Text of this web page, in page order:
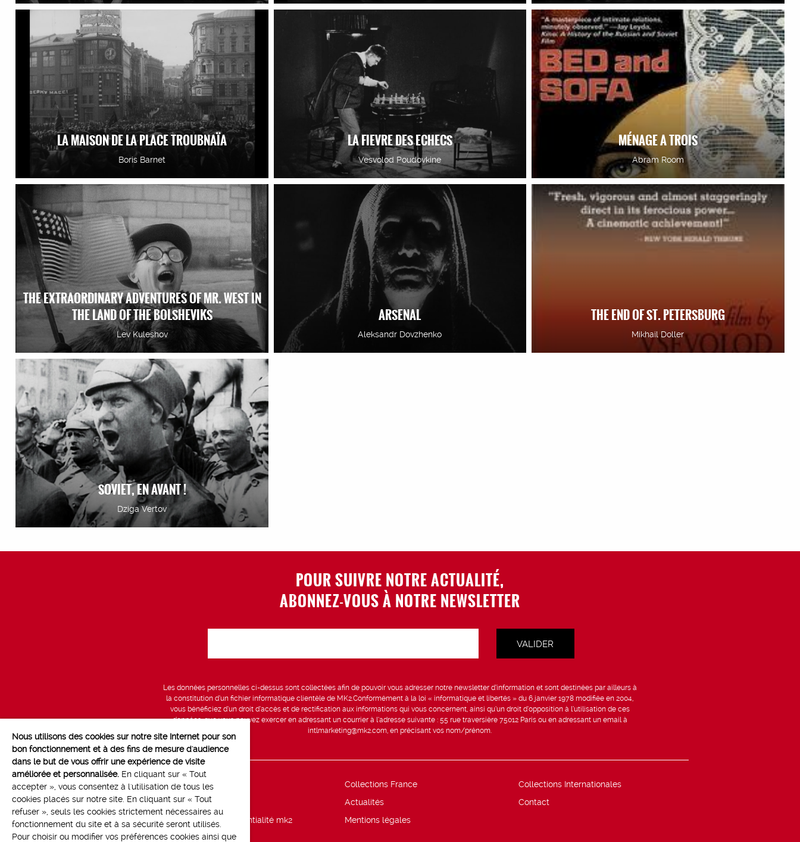
LA MAISON DE LA PLACE TROUBNAÏA
Boris Barnet
LA FIEVRE DES ECHECS
Vesvolod Poudovkine
MÉNAGE A TROIS
Abram Room
THE EXTRAORDINARY ADVENTURES OF MR. WEST IN
THE LAND OF THE BOLSHEVIKS
Lev Kuleshov
ARSENAL
Aleksandr Dovzhenko
THE END OF ST. PETERSBURG
Mikhail Doller
SOVIET, EN AVANT !
Dziga Vertov
POUR SUIVRE NOTRE ACTUALITÉ,
ABONNEZ-VOUS À NOTRE NEWSLETTER
Les données personnelles ci-dessus sont collectées afin de pouvoir vous adresser notre newsletter d’information et sont destinées par ailleurs à
la constitution d’un fichier informatique clientèle de MK2.Conformément à la loi « informatique et libertés » du 6 janvier 1978 modifiée en 2004,
vous bénéficiez d’un droit d’accès et de rectification aux informations qui vous concernent, ainsi qu’un droit d’opposition à l’utilisation de ces
données, que vous pouvez exercer en adressant un courrier à l’adresse suivante : 55 rue traversière 75012 Paris ou en adressant un email à
intlmarketing@mk2.com, en précisant vos nom/prénom.
Line up Collections France
Collections Internationales
Marchés
Actualités
Contact
Politique de confidentialité mk2
Mentions légales
Nous utilisons des cookies sur notre site Internet pour son
bon fonctionnement et à des fins de mesure d'audience
dans le but de vous offrir une expérience de visite
améliorée et personnalisée. En cliquant sur « Tout
accepter », vous consentez à l'utilisation de tous les
cookies placés sur notre site. En cliquant sur « Tout
refuser », seuls les cookies strictement nécessaires au
fonctionnement du site et à sa sécurité seront utilisés.
Pour choisir ou modifier vos préférences cookies ainsi que